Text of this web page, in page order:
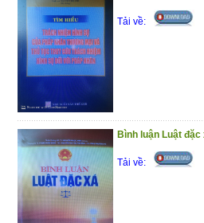
Tải về:
Bình luận Luật đặc
Tải về: